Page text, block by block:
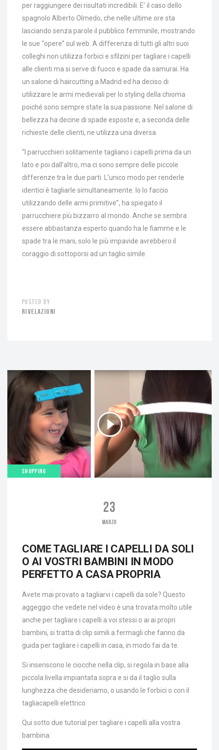
per raggiungere dei risultati incredibili. E’ il caso dello
spagnolo Alberto Olmedo, che nelle ultime ore sta
lasciando senza parole il pubblico femminile, mostrando
le sue “opere” sul web. A differenza di tutti gli altri suoi
colleghi non utilizza forbici e sfilzini per tagliare i capelli
alle clienti ma si serve di fuoco e spade da samurai. Ha
un salone di haircutting a Madrid ed ha deciso di
utilizzare le armi medievali per lo styling della chioma
poiché sono sempre state la sua passione. Nel salone di
bellezza ha decine di spade esposte e, a seconda delle
richieste delle clienti, ne utilizza una diversa.
“I parrucchieri solitamente tagliano i capelli prima da un
lato e poi dall’altro, ma ci sono sempre delle piccole
differenze tra le due parti. L’unico modo per renderle
identici è tagliarle simultaneamente. Io lo faccio
utilizzando delle armi primitive”, ha spiegato il
parrucchiere più bizzarro al mondo. Anche se sembra
essere abbastanza esperto quando ha le fiamme e le
spade tra le mani, solo le più impavide avrebbero il
coraggio di sottoporsi ad un taglio simile.
POSTED BY
RIVELAZIONI
SHOPPING
23
MARZO
COME TAGLIARE I CAPELLI DA SOLI
O AI VOSTRI BAMBINI IN MODO
PERFETTO A CASA PROPRIA
Avete mai provato a tagliarvi i capelli da sole? Questo
aggeggio che vedete nel video è una trovata molto utile
anche per tagliare i capelli a voi stessi o ai ai propri
bambini, si tratta di clip simili a fermagli che fanno da
guida per tagliare i capelli in casa, in modo fai da te.
Si inseriscono le ciocche nella clip, si regola in base alla
piccola livella impiantata sopra e si da il taglio sulla
lunghezza che desideriamo, o usando le forbici o con il
tagliacapelli elettrico.
Qui sotto due tutorial per tagliare i capelli alla vostra
bambina: